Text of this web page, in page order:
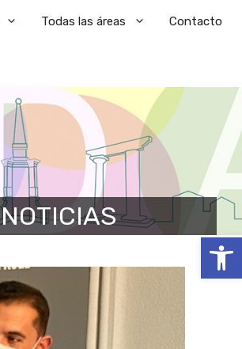
Abrir
Todas las áreas Contacto
NOTICIAS